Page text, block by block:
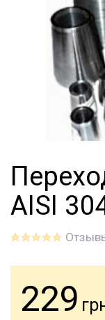
AISI
229